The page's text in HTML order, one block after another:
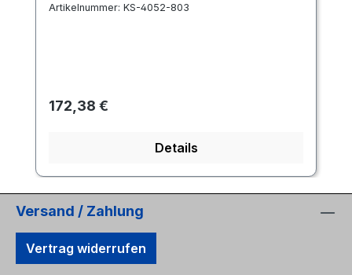
Artikelnummer: KS-4052-803
Regulärer Preis:
172,38 €
Details
Versand / Zahlung
Vertrag widerrufen